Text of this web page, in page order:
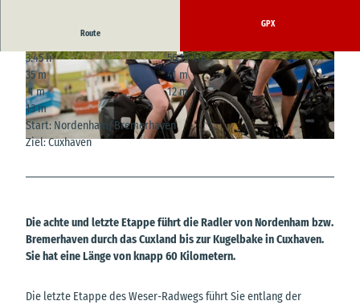
© Stefanie John von Zydowitz, Cuxland-Tourismus, Fotografin Nele Martensen
© Stefanie John von Zydowitz, Cuxland-Touris
mus; Fotograf Bernd Otten
© Stefanie John von Zydowitz, Cuxland-Touris
mus, Fotograf Florian Trykowski
Route
GPX
3:45 h
56,19 km
35 m
41 m
-1 m
12 m
13 m
Start: Nordenham/Bremerhaven
Ziel: Cuxhaven
Die achte und letzte Etappe führt die Radler von Nordenham bzw.
Bremerhaven durch das Cuxland bis zur Kugelbake in Cuxhaven.
Sie hat eine Länge von knapp 60 Kilometern.
Die letzte Etappe des Weser-Radwegs führt Sie entlang der